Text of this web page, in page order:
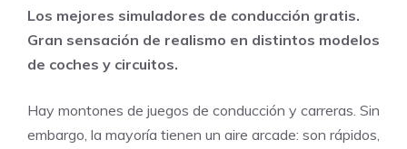
Los mejores simuladores de conducción gratis.
Gran sensación de realismo en distintos modelos
de coches y circuitos.
Hay montones de juegos de conducción y carreras. Sin
embargo, la mayoría tienen un aire arcade: son rápidos,